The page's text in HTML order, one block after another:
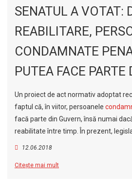
SENATUL A VOTAT:
REABILITARE,
CONDAMNATE
PUTEA FACE PARTE
Un proiect de act normativ adoptat
faptul că, în viitor, persoanele
facă parte din Guvern, însă numai
reabilitate între timp. În prezent,
12.06.2018
Citește mai mult